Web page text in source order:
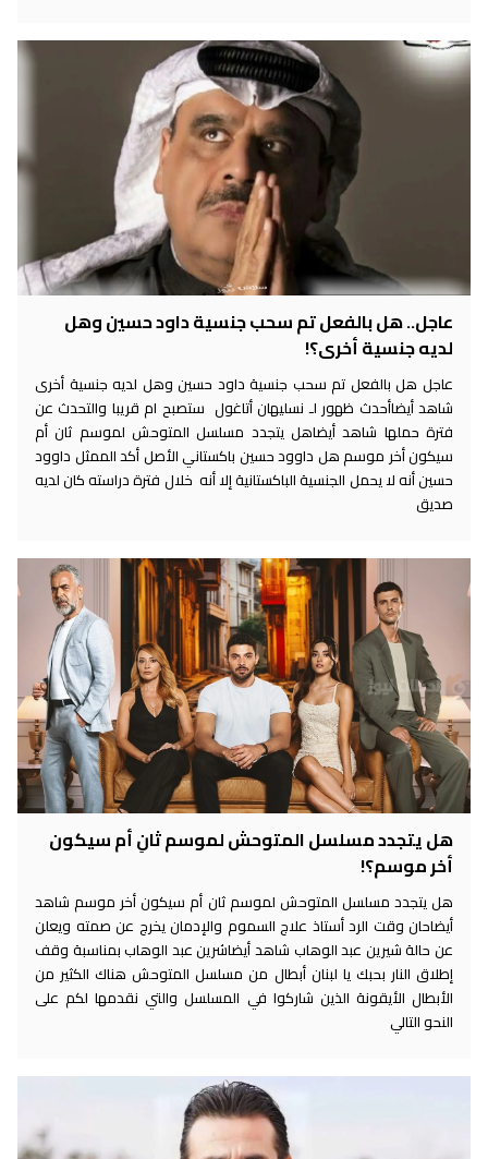
عاجل.. هل بالفعل تم سحب جنسية داود حسين وهل
لديه جنسية أخرى؟!
عاجل هل بالفعل تم سحب جنسية داود حسين وهل لديه جنسية أخرى
شاهد أيضاأحدث ظهور لـ نسليهان أتاغول ستصبح ام قريبا والتحدث عن
فترة حملها شاهد أيضاهل يتجدد مسلسل المتوحش لموسم ثان أم
سيكون أخر موسم هل داوود حسين باكستاني الأصل أكد الممثل داوود
حسين أنه لا يحمل الجنسية الباكستانية إلا أنه خلال فترة دراسته كان لديه
صديق
هل يتجدد مسلسل المتوحش لموسم ثانِ أم سيكون
أخر موسم؟!
هل يتجدد مسلسل المتوحش لموسم ثان أم سيكون أخر موسم شاهد
أيضاحان وقت الرد أستاذ علاج السموم والإدمان يخرج عن صمته ويعلن
عن حالة شيرين عبد الوهاب شاهد أيضاشرين عبد الوهاب بمناسبة وقف
إطلاق النار بحبك يا لبنان أبطال من مسلسل المتوحش هناك الكثير من
الأبطال الأيقونة الذين شاركوا في المسلسل والتي نقدمها لكم على
النحو التالي